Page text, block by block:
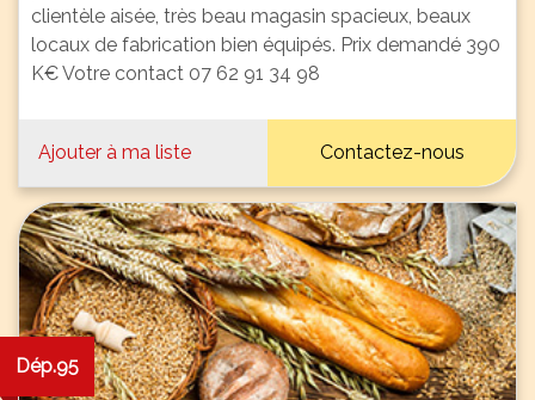
clientèle aisée, très beau magasin spacieux, beaux
locaux de fabrication bien équipés. Prix demandé 390
K€ Votre contact 07 62 91 34 98
Ajouter à ma liste Contactez-nous
Dép.95